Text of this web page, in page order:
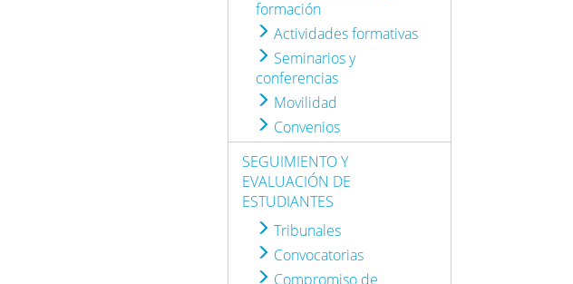
formación
Actividades formativas
Seminarios y
conferencias
Movilidad
Convenios
SEGUIMIENTO Y
EVALUACIÓN DE
ESTUDIANTES
Tribunales
Convocatorias
Compromiso de